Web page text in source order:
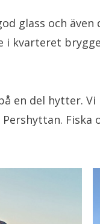
glass och även
i kvarteret
en del hytter. Vi
Fiska